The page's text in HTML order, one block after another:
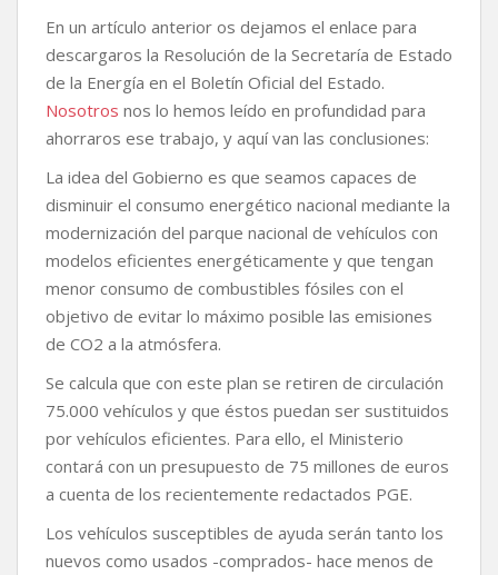
En un artículo anterior os dejamos el enlace para
descargaros la Resolución de la Secretaría de Estado
de la Energía en el Boletín Oficial del Estado.
Nosotros nos lo hemos leído en profundidad para
ahorraros ese trabajo, y aquí van las conclusiones:
La idea del Gobierno es que seamos capaces de
disminuir el consumo energético nacional mediante la
modernización del parque nacional de vehículos con
modelos eficientes energéticamente y que tengan
menor consumo de combustibles fósiles con el
objetivo de evitar lo máximo posible las emisiones
de CO2 a la atmósfera.
Se calcula que con este plan se retiren de circulación
75.000 vehículos y que éstos puedan ser sustituidos
por vehículos eficientes. Para ello, el Ministerio
contará con un presupuesto de 75 millones de euros
a cuenta de los recientemente redactados PGE.
Los vehículos susceptibles de ayuda serán tanto los
nuevos como usados -comprados- hace menos de